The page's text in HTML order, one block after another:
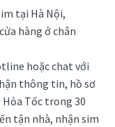
tại Hà Nội,
hàng ở chân
hoặc chat với
thông tin, hồ sơ
Hỏa Tốc trong 30
tận nhà, nhận sim